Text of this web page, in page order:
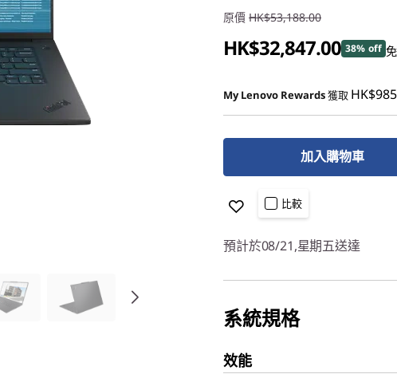
原價 HK$53,188.00
HK$32,847.00 38% off
My Lenovo Rewards獲取 HK$985
加入購物車
比較
預計於08/21,星期五送達
系統規格
效能